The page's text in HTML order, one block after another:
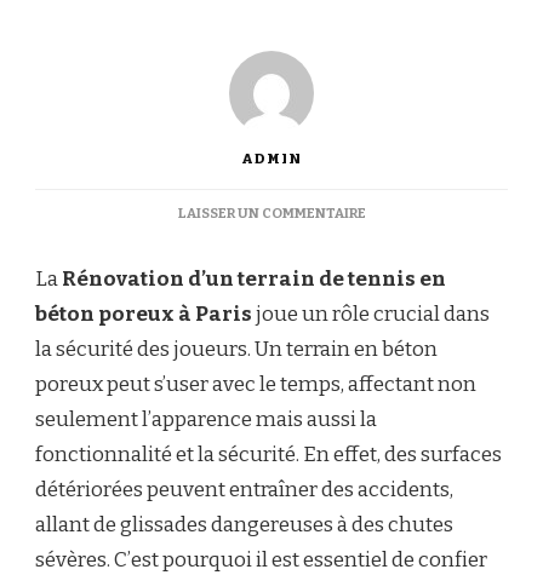
ADMIN
LAISSER UN COMMENTAIRESUR
RÉNOVATION
DE
TENNIS
EN
BÉTON
POREUX
À
PARIS
T-
ELLE
LaRénovation d’un terrain de tennis en
béton poreux à Parisjoue un rôle crucial dans
la sécurité des joueurs. Un terrain en béton
poreux peut s’user avec le temps, affectant non
seulement l’apparence mais aussi la
fonctionnalité et la sécurité. En effet, des surfaces
détériorées peuvent entraîner des accidents,
allant de glissades dangereuses à des chutes
sévères. C’est pourquoi il est essentiel de confier